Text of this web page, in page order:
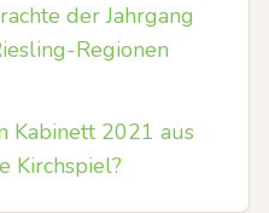
der Jahrgang
Regionen
Kabinett 2021 aus
Kirchspiel?